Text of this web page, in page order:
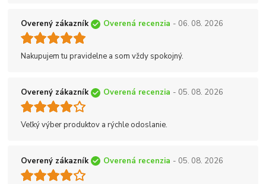
Overený zákazník Overená recenzia - 06. 08. 2026
Nakupujem tu pravidelne a som vždy spokojný.
Overený zákazník Overená recenzia - 05. 08. 2026
Veľký výber produktov a rýchle odoslanie.
Overený zákazník Overená recenzia - 05. 08. 2026